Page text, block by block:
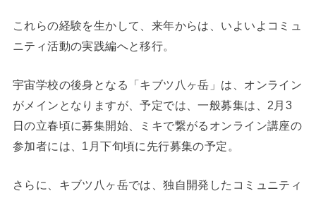
これらの経験を生かして、来年からは、いよいよコミュ
ニティ活動の実践編へと移行。
宇宙学校の後身となる「キブツ八ヶ岳」は、オンライン
がメインとなりますが、予定では、一般募集は、2月3
日の立春頃に募集開始、ミキで繋がるオンライン講座の
参加者には、1月下旬頃に先行募集の予定。
さらに、キブツ八ヶ岳では、独自開発したコミュニティ